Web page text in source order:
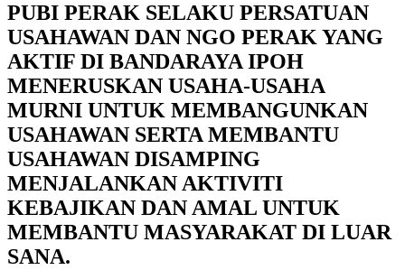
PUBI PERAK SELAKU PERSATUAN
USAHAWAN DAN NGO PERAK YANG
AKTIF DI BANDARAYA IPOH
MENERUSKAN USAHA-USAHA
MURNI UNTUK MEMBANGUNKAN
USAHAWAN SERTA MEMBANTU
USAHAWAN DISAMPING
MENJALANKAN AKTIVITI
KEBAJIKAN DAN AMAL UNTUK
MEMBANTU MASYARAKAT DI LUAR
SANA.